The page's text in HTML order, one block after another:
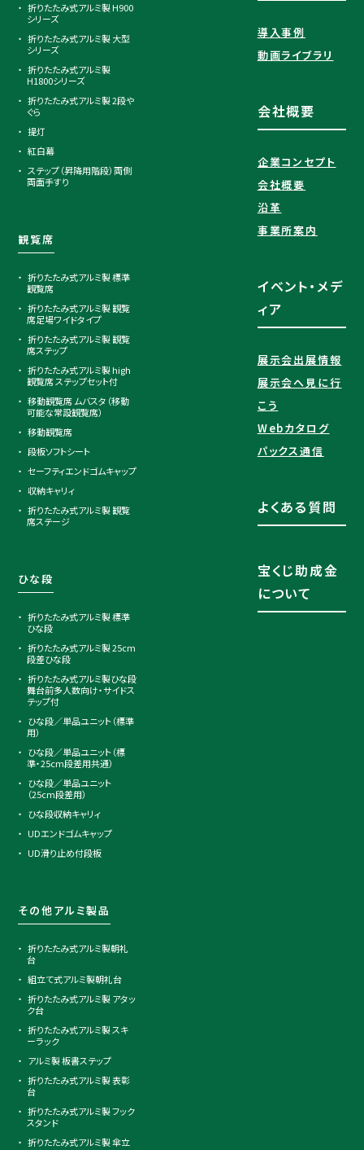
折りたたみ式アルミ製 H900
シリーズ
折りたたみ式アルミ製 大型
シリーズ
折りたたみ式アルミ製
H1800シリーズ
折りたたみ式アルミ製 2段や
ぐら
提灯
紅白幕
ステップ（昇降用階段）両側
両面手すり
観覧席
折りたたみ式アルミ製 標準
観覧席
折りたたみ式アルミ製 観覧
席足場ワイドタイプ
折りたたみ式アルミ製 観覧
席ステップ
折りたたみ式アルミ製 high
観覧席 ステップセット付
移動観覧席 ムバスタ（移動
可能な常設観覧席）
移動観覧席
段板ソフトシート
セーフティエンドゴムキャップ
収納キャリィ
折りたたみ式アルミ製 観覧
席ステージ
ひな段
折りたたみ式アルミ製 標準
ひな段
折りたたみ式アルミ製 25cm
段差ひな段
折りたたみ式アルミ製ひな段
舞台前多人数向け・サイドス
テップ付
ひな段／単品ユニット（標準
用）
ひな段／単品ユニット（標
準・25cm段差用共通）
ひな段／単品ユニット
（25cm段差用）
ひな段収納キャリィ
UDエンドゴムキャップ
UD滑り止め付段板
その他アルミ製品
折りたたみ式アルミ製朝礼
台
組立て式アルミ製朝礼台
折りたたみ式アルミ製 アタッ
ク台
折りたたみ式アルミ製 スキ
ーラック
アルミ製 板書ステップ
折りたたみ式アルミ製 表彰
台
折りたたみ式アルミ製 フック
スタンド
折りたたみ式アルミ製 傘立
導入事例
動画ライブラリ
会社概要
企業コンセプト
会社概要
沿革
事業所案内
イベント・メデ
ィア
展示会出展情報
展示会へ見に行
こう
Webカタログ
パックス通信
よくある質問
宝くじ助成金
について